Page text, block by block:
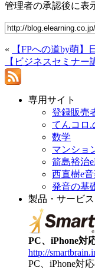
管理者の承認後に表
«
【FPへの道by萌
【ビジネスセミナ
専用サイト
登録販売
てんコロ.
数学
マンショ
箭島裕治
西直樹e
発音の基
製品・サービス
PC、iPhone対
http://
PC、iPhone対